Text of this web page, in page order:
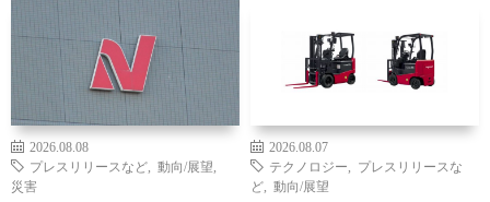
2026.08.08
プレスリリースなど
動向/展望
災害
2026.08.07
テクノロジー
プレスリリースな
ど
動向/展望